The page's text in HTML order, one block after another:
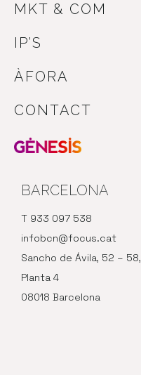
MKT & COM
IP’S
ÀFORA
CONTACT
BARCELONA
T 933 097 538
infobcn@focus.cat
Sancho de Ávila, 52 – 58,
Planta 4
08018 Barcelona